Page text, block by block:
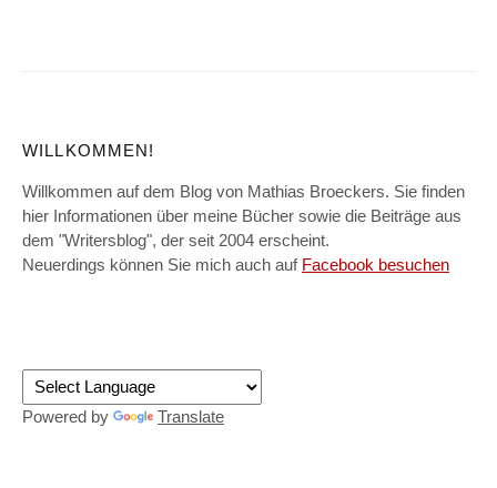
WILLKOMMEN!
Willkommen auf dem Blog von Mathias Broeckers. Sie finden
hier Informationen über meine Bücher sowie die Beiträge aus
dem "Writersblog", der seit 2004 erscheint.
Neuerdings können Sie mich auch auf Facebook besuchen
Powered by Translate